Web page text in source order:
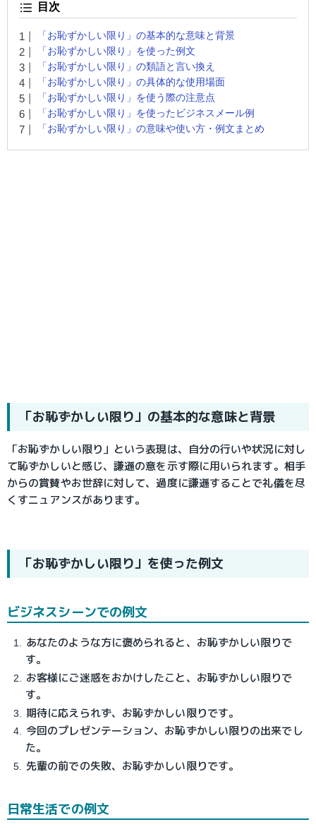
目次
「お恥ずかしい限り」の基本的な意味と背景
「お恥ずかしい限り」を使った例文
「お恥ずかしい限り」の類語と言い換え
「お恥ずかしい限り」の具体的な使用場面
「お恥ずかしい限り」を使う際の注意点
「お恥ずかしい限り」を使ったビジネスメール例
「お恥ずかしい限り」の意味や使い方・例文まとめ
「お恥ずかしい限り」の基本的な意味と背景
「お恥ずかしい限り」という表現は、自分の行いや状況に対し
て恥ずかしいと感じ、謙遜の意を示す際に用いられます。相手
からの賞賛やお世辞に対して、過度に謙遜することで礼儀を尽
くすニュアンスがあります。
「お恥ずかしい限り」を使った例文
ビジネスシーンでの例文
あなたのような方に褒められると、お恥ずかしい限りで
す。
お客様にご迷惑をおかけしたこと、お恥ずかしい限りで
す。
期待に応えられず、お恥ずかしい限りです。
今回のプレゼンテーション、お恥ずかしい限りの出来でし
た。
先輩の前での失敗、お恥ずかしい限りです。
日常生活での例文